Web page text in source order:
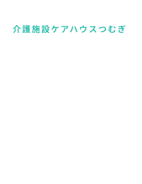
介護施設ケアハウスつむぎ